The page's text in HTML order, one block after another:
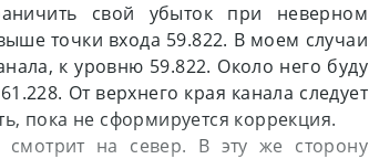
свой убыток при неверном
точки входа 59.822. В моем случаи
к уровню 59.822. Около него буду
От верхнего края канала следует
пока не сформируется коррекция.
на север. В эту же сторону